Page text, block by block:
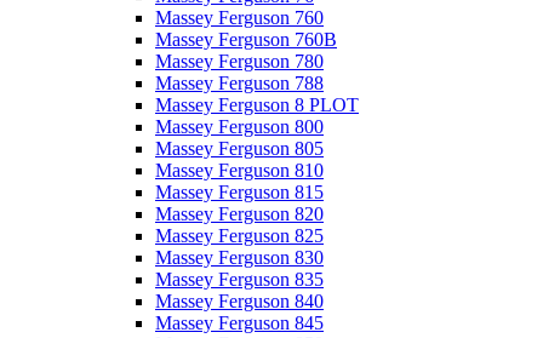
Massey Ferguson 760
Massey Ferguson 760B
Massey Ferguson 780
Massey Ferguson 788
Massey Ferguson 8 PLOT
Massey Ferguson 800
Massey Ferguson 805
Massey Ferguson 810
Massey Ferguson 815
Massey Ferguson 820
Massey Ferguson 825
Massey Ferguson 830
Massey Ferguson 835
Massey Ferguson 840
Massey Ferguson 845